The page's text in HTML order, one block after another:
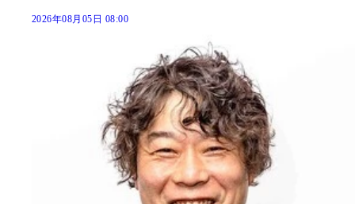
2026年08月05日 08:00